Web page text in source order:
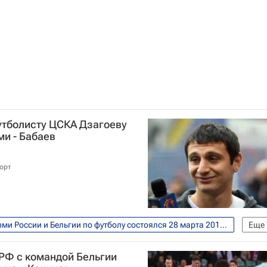
ЦСКА Дзагоеву
- Бабаев
Еще
Товарищеский матч между сборными России и Бельгии по футболу состоялся 28 марта 2017 года
Бельгия
ПФК ЦСКА
по футболу
с командой Бельгии